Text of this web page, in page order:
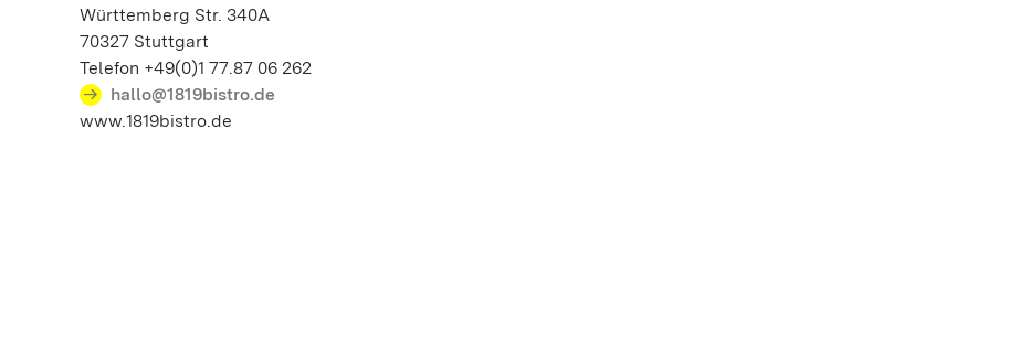
Württemberg Str. 340A
70327 Stuttgart
Telefon +49(0)1 77.87 06 262
hallo@1819bistro.de
www.1819bistro.de